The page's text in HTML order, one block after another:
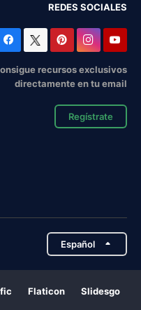
REDES SOCIALES
recursos exclusivos
directamente en tu email
Regístrate
Español
Flaticon Slidesgo